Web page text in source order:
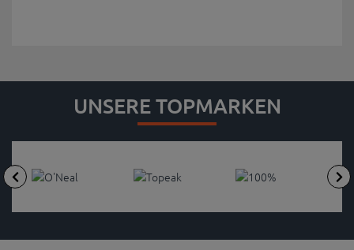
UNSERE TOPMARKEN